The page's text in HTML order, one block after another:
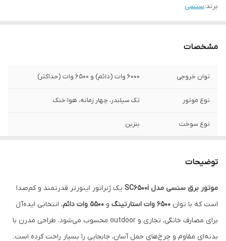
برند:سنسی
مشخصات
توان خروجی 6000 وات (دائم) و 6500 وات (حداکثر)
نوع موتور تک سیلندر، چهار زمانه، هوا خنک.
نوع سوخت بنزین
توضیحات
موتور برق سنسی مدل SC6500i یک ژنراتور اینورتر قدرتمند و کم‌صدا
است که با توان 6500 وات استارتینگ و 5500 وات دائم
، انتخابی ایده‌آل
برای مصارف خانگی، تجاری و outdoor محسوب می‌شود. طراحی مدرن با
بدنه‌ای مقاوم و چرخ‌های حمل آسان، جابجایی را بسیار راحت کرده است.